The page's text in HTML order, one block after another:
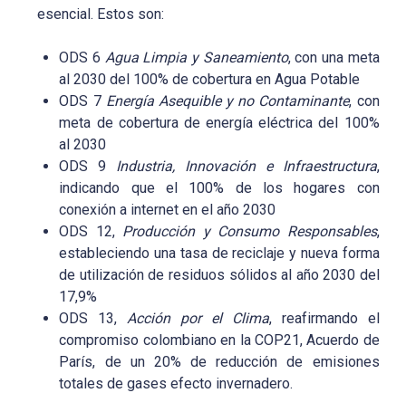
esencial. Estos son:
ODS 6 Agua Limpia y Saneamiento, con una meta
al 2030 del 100% de cobertura en Agua Potable
ODS 7 Energía Asequible y no Contaminante, con
meta de cobertura de energía eléctrica del 100%
al 2030
ODS 9 Industria, Innovación e Infraestructura,
indicando que el 100% de los hogares con
conexión a internet en el año 2030
ODS 12, Producción y Consumo Responsables,
estableciendo una tasa de reciclaje y nueva forma
de utilización de residuos sólidos al año 2030 del
17,9%
ODS 13,Acción por el Clima, reafirmando el
compromiso colombiano en la COP21, Acuerdo de
París, de un 20% de reducción de emisiones
totales de gases efecto invernadero.